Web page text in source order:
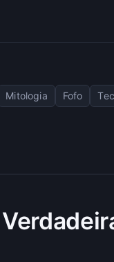
Mitologia Fofo